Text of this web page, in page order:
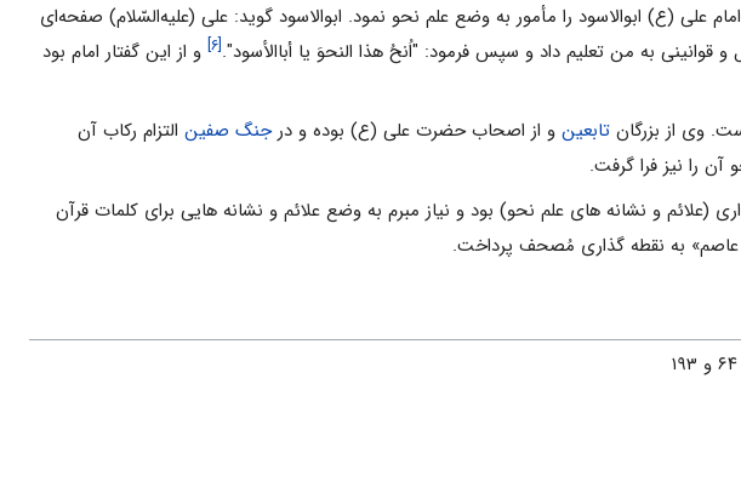
(ع) ابوالاسود را مأمور به وضع علم نحو نمود. ابوالاسود گوید: علی (علیه‌السّلام) صفحه‌ای
به من تعلیم داد و سپس فرمود: "اُنحُ هذا النحوَ يا أباالأسود".[۶]
و از این گفتار امام بود
تابعین و از اصحاب حضرت علی (ع) بوده و درجنگ صفین التزام رکاب آن
آن را نیز فرا گرفت.
(علائم و نشانه های علم نحو) بود و نیاز مبرم به وضع علائم و نشانه هایى براى کلمات قرآن
عاصم» به نقطه گذاری مُصحف پرداخت.